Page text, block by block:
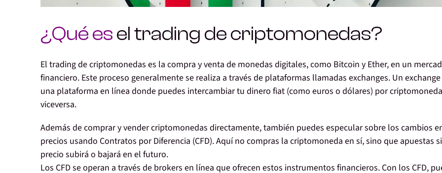
¿Qué esel trading de criptomonedas?
El trading de criptomonedas es la compra y venta de monedas digitales, como Bitcoin y Ether, en un
financiero. Este proceso generalmentese realiza a través de plataformas llamadas exchanges. Un
una plataforma en línea donde puedes intercambiar tu dinero fiat (como euros o dólares) por
viceversa.
Además de comprar y vender criptomonedas directamente,también puedes especular sobre los cambios
precios usando Contratos por Diferencia (CFD). Aquí no compras la criptomoneda en sí, sino que apuestas
precio subirá o bajará en el futuro.
Los CFD se operan a través de brokers en línea que ofrecen estos instrumentos financieros. Con los CFD,